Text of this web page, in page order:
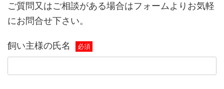
ご質問又はご相談がある場合はフォームよりお気軽
にお問合せ下さい。
飼い主様の氏名 必須